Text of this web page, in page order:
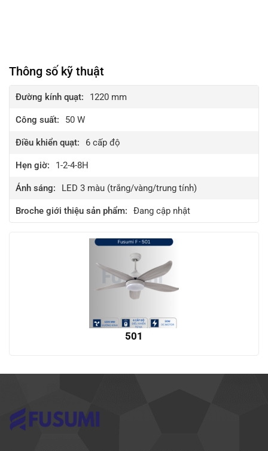
Thông số kỹ thuật
Đường kính quạt: 1220 mm
Công suất: 50 W
Điều khiển quạt: 6 cấp độ
Hẹn giờ: 1-2-4-8H
Ánh sáng: LED 3 màu (trắng/vàng/trung tính)
Broche giới thiệu sản phẩm: Đang cập nhật
501